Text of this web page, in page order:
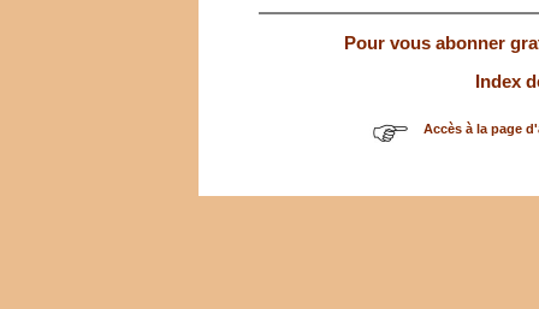
Pour vous abonner
Index
Accès à la page